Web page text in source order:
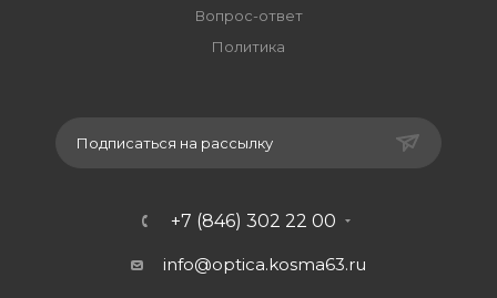
Вопрос-ответ
Политика
Подписаться на рассылку
+7 (846) 302 22 00
info@optica.kosma63.ru